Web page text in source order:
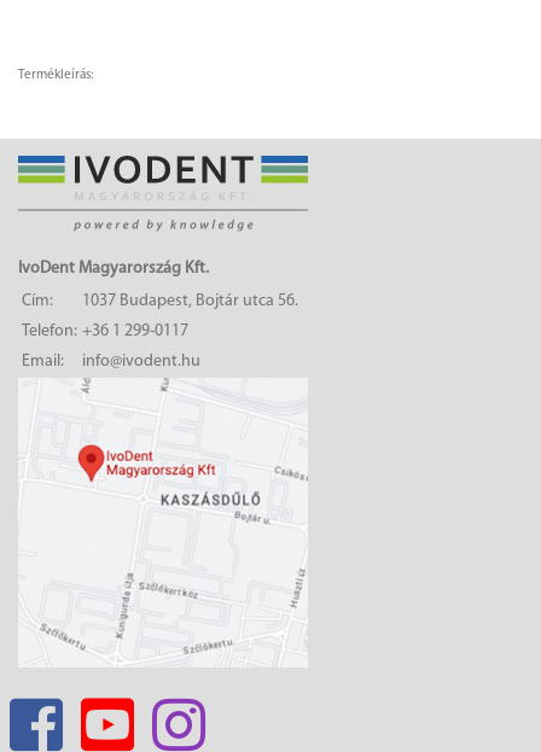
Termékleírás:
IvoDent Magyarország Kft.
Cím:
1037 Budapest, Bojtár utca 56.
Telefon: +36 1 299-0117
Email:
info@ivodent.hu